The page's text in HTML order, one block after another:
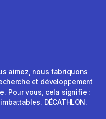
aimez, nous fabriquons
et développement
Pour vous, cela signifie :
DÉCATHLON.